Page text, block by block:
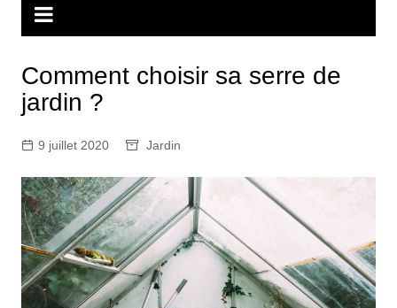
Comment choisir sa serre de
jardin ?
9 juillet 2020 Jardin